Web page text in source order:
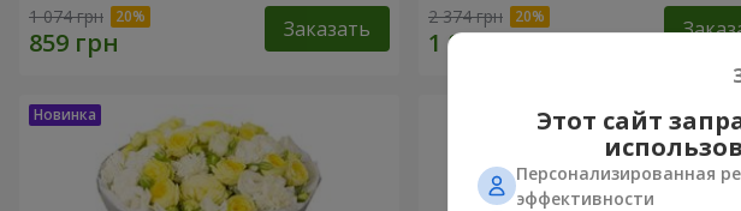
1 074 грн Заказать 2 374 грн
Этот сайт
Персонализированная
эффективности